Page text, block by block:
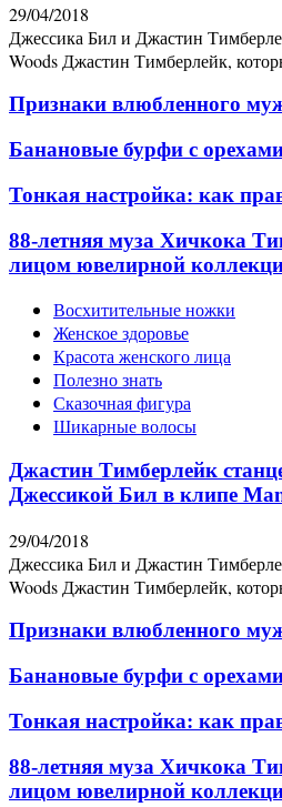
29/04/2018
Джессика Бил и Джастин
Woods Джастин Тимберлейк,
Признаки влюбленного
Банановые бурфи с
Тонкая настройка: как
88-летняя муза Хичкока
лицом ювелирной
Восхитительные ножки
Женское здоровье
Красота женского лица
Полезно знать
Сказочная фигура
Шикарные волосы
Джастин Тимберлейк
Джессикой Бил в клипе
29/04/2018
Джессика Бил и Джастин
Woods Джастин Тимберлейк,
Признаки влюбленного
Банановые бурфи с
Тонкая настройка: как
88-летняя муза Хичкока
лицом ювелирной